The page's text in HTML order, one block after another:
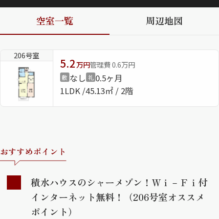
シャーメゾンショップを探す
らくらく内見
シャーメゾンライフサポート
自立型サービス付き・シニア向け
らくらくパートナー
シャーメゾンライフ GUARD
空室一覧 周辺地図
206号室
5.2万円管理費 0.6万円
敷 なし 礼 0.5ヶ月
1LDK 45.13㎡ / 2階
おすすめポイント
積水ハウスのシャーメゾン！Ｗｉ－Ｆｉ付
インターネット無料！（206号室オススメ
ポイント）